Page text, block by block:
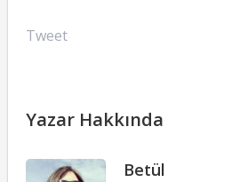
Tweet
Yazar Hakkında
Betül